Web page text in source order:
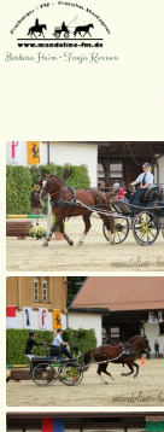
Barbara Heim • Tanja Kernen